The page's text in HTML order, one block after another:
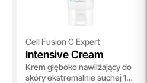
Cell Fusion C Expert
Intensive Cream
Krem głęboko nawilżający do
skóry ekstremalnie suchej 100